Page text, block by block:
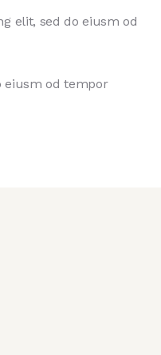
elit, sed do eiusm od
eiusm od tempor